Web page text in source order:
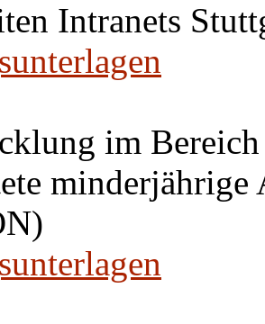
Intranets
im
minderjährige